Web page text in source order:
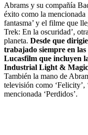
Abrams y su compañía
éxito como la mencionada
fantasma’ y el filme que
Trek: En la oscuridad’,
planeta. Desde que
trabajado siempre en
Lucasfilm que incluyen
Industrial Light &
También la mano de
televisión como ‘Felicity’,
mencionada ‘Perdidos’.